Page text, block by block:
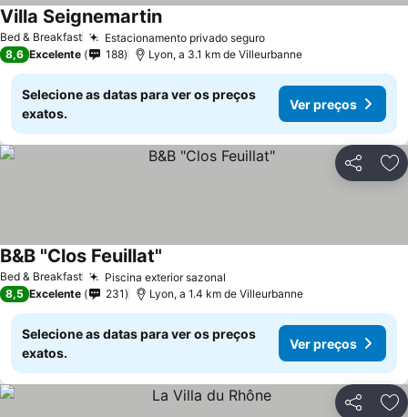
Bed & Breakfast Estacionamento privado seguro
Villa Seignemartin
8,6 Excelente 188 Lyon, a 3.1 km de Villeurbanne
Selecione as datas para ver os preços
exatos.
Ver preços
Partilhar
Bed & Breakfast Piscina exterior sazonal
B&B "Clos Feuillat"
8,5 Excelente 231 Lyon, a 1.4 km de Villeurbanne
Selecione as datas para ver os preços
exatos.
Ver preços
Partilhar